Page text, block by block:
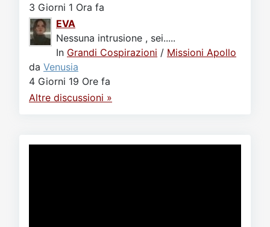
3 Giorni 1 Ora fa
EVA
Nessuna intrusione , sei.....
In Grandi Cospirazioni / Missioni Apollo
da Venusia
4 Giorni 19 Ore fa
Altre discussioni »